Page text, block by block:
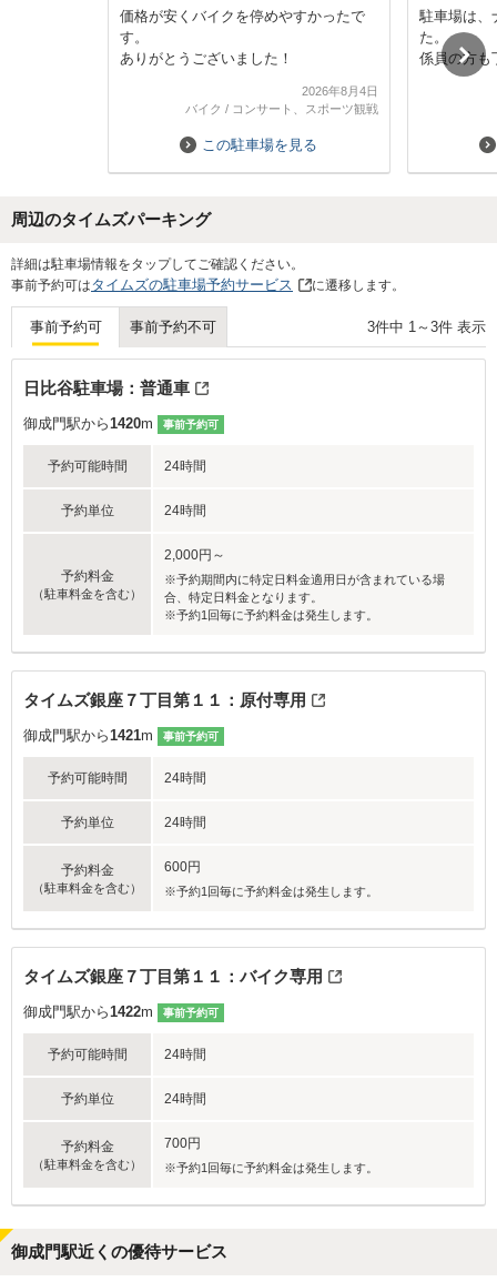
価格が安くバイクを停めやすかったで
す。
ありがとうございました！
2026年8月4日
バイク / コンサート、スポーツ観戦
この駐車場を見る
駐車場は、
た。
係員の方も
てしまい
周辺のタイムズパーキング
詳細は駐車場情報をタップしてご確認ください。
事前予約可はタイムズの駐車場予約サービス に遷移します。
事前予約可 事前予約不可 3件中 1 ～ 3件 表示
日比谷駐車場：普通車
御成門駅から1420m 事前予約可
予約可能時間 24時間
予約単位 24時間
予約料金
（駐車料金を含む）
2,000円～
※予約期間内に特定日料金適用日が含まれている場
合、特定日料金となります。
※予約1回毎に予約料金は発生します。
タイムズ銀座７丁目第１１：原付専用
御成門駅から1421m 事前予約可
予約可能時間 24時間
予約単位 24時間
予約料金
（駐車料金を含む）
600円
※予約1回毎に予約料金は発生します。
タイムズ銀座７丁目第１１：バイク専用
御成門駅から1422m 事前予約可
予約可能時間 24時間
予約単位 24時間
予約料金
（駐車料金を含む）
700円
※予約1回毎に予約料金は発生します。
御成門駅近くの優待サービス